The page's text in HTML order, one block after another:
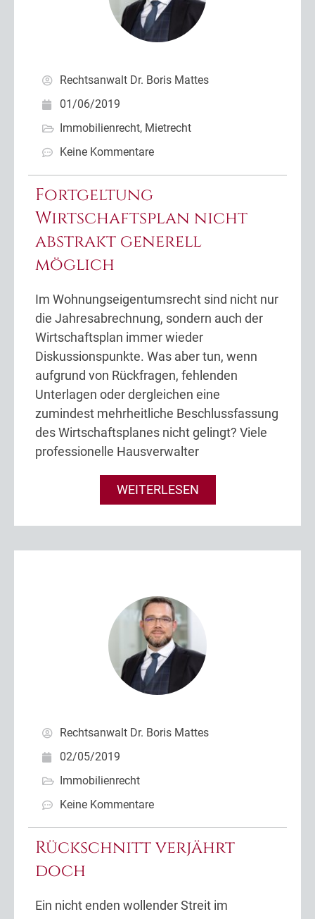
Rechtsanwalt Dr. Boris Mattes
01/06/2019
Immobilienrecht, Mietrecht
Keine Kommentare
Fortgeltung
Wirtschaftsplan nicht
abstrakt generell
möglich
Im Wohnungseigentumsrecht sind nicht nur
die Jahresabrechnung, sondern auch der
Wirtschaftsplan immer wieder
Diskussionspunkte. Was aber tun, wenn
aufgrund von Rückfragen, fehlenden
Unterlagen oder dergleichen eine
zumindest mehrheitliche Beschlussfassung
des Wirtschaftsplanes nicht gelingt? Viele
professionelle Hausverwalter
WEITERLESEN
Rechtsanwalt Dr. Boris Mattes
02/05/2019
Immobilienrecht
Keine Kommentare
Rückschnitt verjährt
doch
Ein nicht enden wollender Streit im